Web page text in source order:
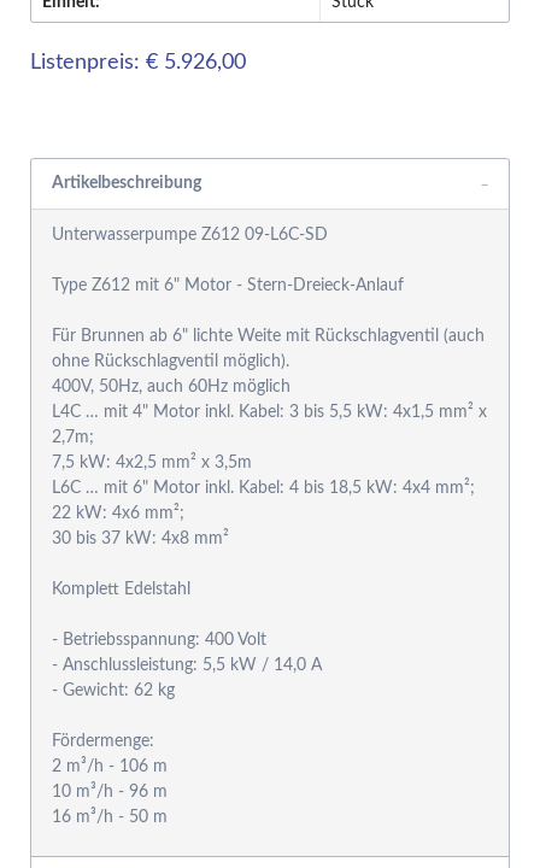
Listenpreis: € 5.926,00
Artikelbeschreibung
Unterwasserpumpe Z612 09-L6C-SD
Type Z612 mit 6" Motor - Stern-Dreieck-Anlauf
Für Brunnen ab 6" lichte Weite mit Rückschlagventil (auch
ohne Rückschlagventil möglich).
400V, 50Hz, auch 60Hz möglich
L4C … mit 4" Motor inkl. Kabel: 3 bis 5,5 kW: 4x1,5 mm² x
2,7m;
7,5 kW: 4x2,5 mm² x 3,5m
L6C … mit 6" Motor inkl. Kabel: 4 bis 18,5 kW: 4x4 mm²;
22 kW: 4x6 mm²;
30 bis 37 kW: 4x8 mm²
Komplett Edelstahl
- Betriebsspannung: 400 Volt
- Anschlussleistung: 5,5 kW / 14,0 A
- Gewicht: 62 kg
Fördermenge:
2 m³/h - 106 m
10 m³/h - 96 m